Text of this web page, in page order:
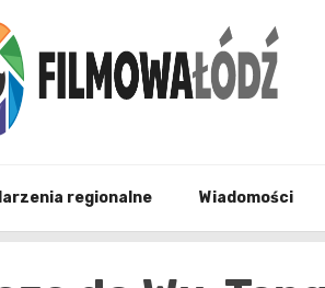
regionalne Wiadomości